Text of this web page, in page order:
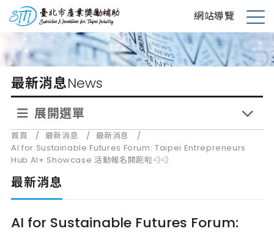
到
要
內
台北市產業獎勵補助 網站導覽
展
開
選
單
最新消息News
展開選單
首頁 / 最新消息 / 最新消息
/
AI for Sustainable Futures Forum: Taipei Entrepreneurs
Hub AI+ Showcase 活動報名開跑啦💨💨
最新消息
AI for Sustainable Futures Forum: